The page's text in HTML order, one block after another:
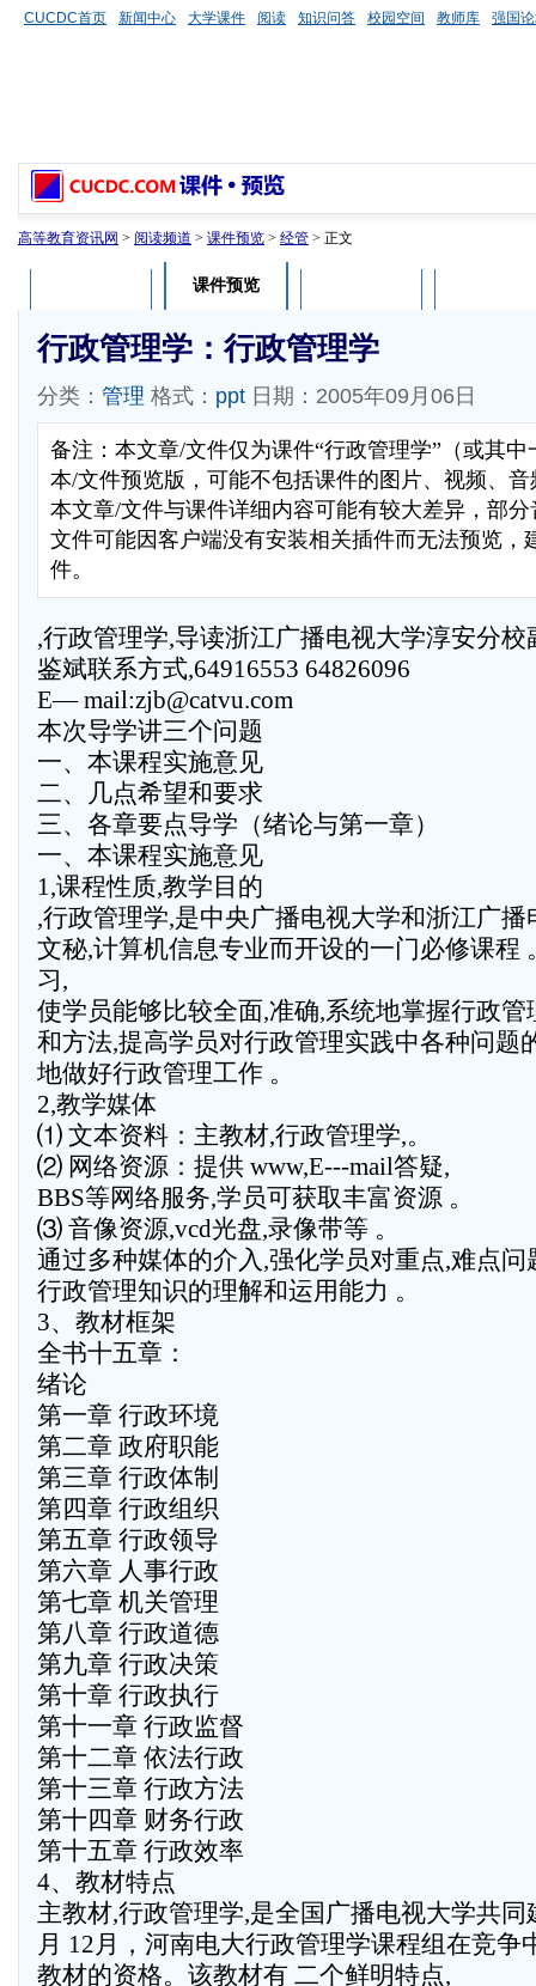
CUCDC首页 新闻中心 大学课件 阅读 知识问答 校园空间 教师库 强国
高等教育资讯网 > 阅读频道 > 课件预览 > 经管 > 正文
课件预览
行政管理学：行政管理学
分类： 管理 格式： ppt 日期：2005年09月06日
备注：本文章/文件仅为课件“行政管理学”（或其
本/文件预览版，可能不包括课件的图片、视频、
本文章/文件与课件详细内容可能有较大差异，部
文件可能因客户端没有安装相关插件而无法预览，
件。
,行政管理学,导读浙江广播电视大学淳安分校
鉴斌联系方式,64916553 64826096
E— mail:zjb@catvu.com
本次导学讲三个问题
一、本课程实施意见
二、几点希望和要求
三、各章要点导学（绪论与第一章）
一、本课程实施意见
1,课程性质,教学目的
,行政管理学,是中央广播电视大学和浙江广
文秘,计算机信息专业而开设的一门必修课程
习,
使学员能够比较全面,准确,系统地掌握行政
和方法,提高学员对行政管理实践中各种问题
地做好行政管理工作 。
2,教学媒体
⑴ 文本资料：主教材,行政管理学,。
⑵ 网络资源：提供 www,E---mail答疑,
BBS等网络服务,学员可获取丰富资源 。
⑶ 音像资源,vcd光盘,录像带等 。
通过多种媒体的介入,强化学员对重点,难点
行政管理知识的理解和运用能力 。
3、教材框架
全书十五章：
绪论
第一章 行政环境
第二章 政府职能
第三章 行政体制
第四章 行政组织
第五章 行政领导
第六章 人事行政
第七章 机关管理
第八章 行政道德
第九章 行政决策
第十章 行政执行
第十一章 行政监督
第十二章 依法行政
第十三章 行政方法
第十四章 财务行政
第十五章 行政效率
4、教材特点
主教材,行政管理学,是全国广播电视大学共同
月 12月，河南电大行政管理学课程组在竞争
教材的资格。该教材有 二个鲜明特点,